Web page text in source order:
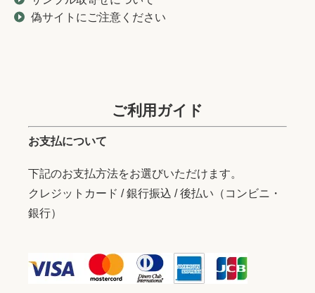
偽サイトにご注意ください
ご利用ガイド
お支払について
下記のお支払方法をお選びいただけます。
クレジットカード / 銀行振込 / 後払い（コンビニ・
銀行）